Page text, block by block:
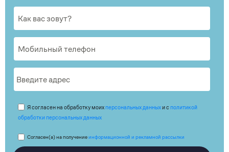
Я согласен на обработку моих персональных данныхи с политикой
обработки персональных данных
Согласен(а) на получениеинформационной и рекламной рассылки